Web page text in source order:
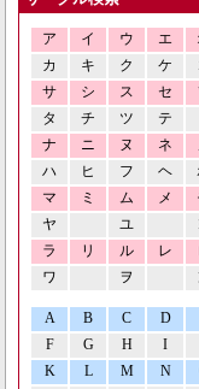
ア イ ウ エ
カ
キ ク ケ
サ
シ ス セ
タ
チ ツ テ
ナ
ニ ヌ ネ
ハ
ヒ フ ヘ
マ
ミ ム メ
ヤ
ユ
ラ
リ ル レ
ワ
ヲ
A B C D
F
G H I
K
L M N